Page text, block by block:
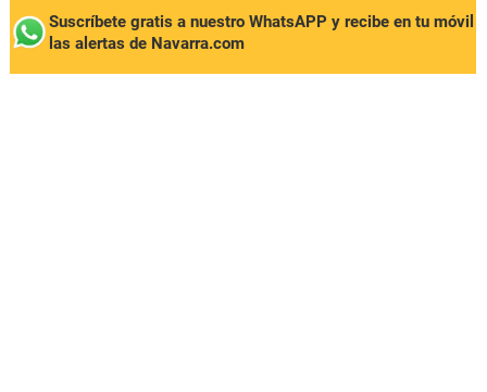
Suscríbete gratis a nuestro WhatsAPP y recibe en tu móvil
las alertas de Navarra.com